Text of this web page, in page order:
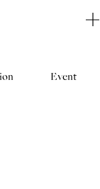
Event